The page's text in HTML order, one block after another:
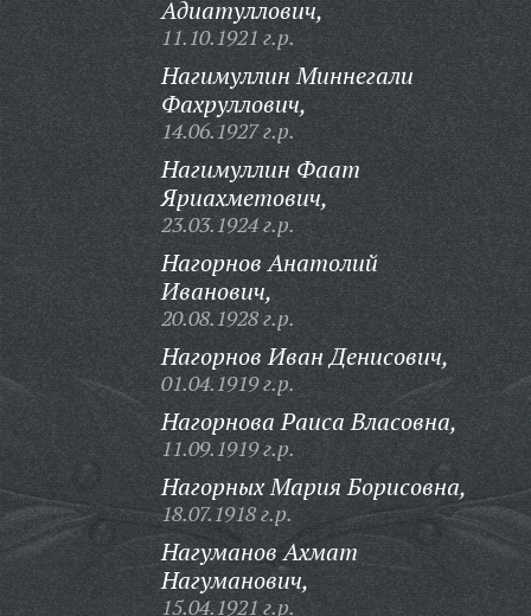
Адиатуллович,
11.10.1921 г.р.
Нагимуллин Миннегали
Фахруллович,
14.06.1927 г.р.
Нагимуллин Фаат
Яриахметович,
23.03.1924 г.р.
Нагорнов Анатолий
Иванович,
20.08.1928 г.р.
Нагорнов Иван Денисович,
01.04.1919 г.р.
Нагорнова Раиса Власовна,
11.09.1919 г.р.
Нагорных Мария Борисовна,
18.07.1918 г.р.
Нагуманов Ахмат
Нагуманович,
15.04.1921 г.р.